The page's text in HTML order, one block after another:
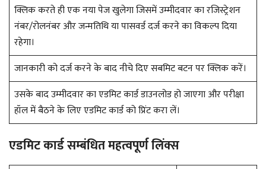
क्लिक करते ही एक नया पेज खुलेगा जिसमें उम्मीदवार का रजिस्ट्रेशन
नंबर/रोलनंबर और जन्मतिथि या पासवर्ड दर्ज करने का विकल्प दिया
रहेगा।
जानकारी को दर्ज करने के बाद नीचे दिए सबमिट बटन पर क्लिक करें।
उसके बाद उम्मीदवार का एडमिट कार्ड डाउनलोड हो जाएगा और परीक्षा
हॉल में बैठने के लिए एडमिट कार्ड को प्रिंट करा लें।
एडमिट कार्ड सम्बंधित महत्वपूर्ण लिंक्स